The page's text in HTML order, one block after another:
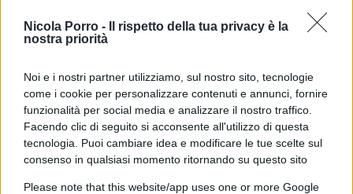
Nicola Porro -
Il rispetto della tua privacy è la
nostra priorità
Noi e i nostri partner utilizziamo, sul nostro sito, tecnologie
come i cookie per personalizzare contenuti e annunci, fornire
funzionalità per social media e analizzare il nostro traffico.
Facendo clic di seguito si acconsente all'utilizzo di questa
tecnologia. Puoi cambiare idea e modificare le tue scelte sul
consenso in qualsiasi momento ritornando su questo sito
Please note that this website/app uses one or more Google
mascherina”
In Commissione Covid l'autoproclamato avvocato
del popolo trasforma l’audizione in un comizio.
Ma su forniture, controlli e struttura Arcuri
restano troppi silenzi
diMassimo Balsamo
2.7k